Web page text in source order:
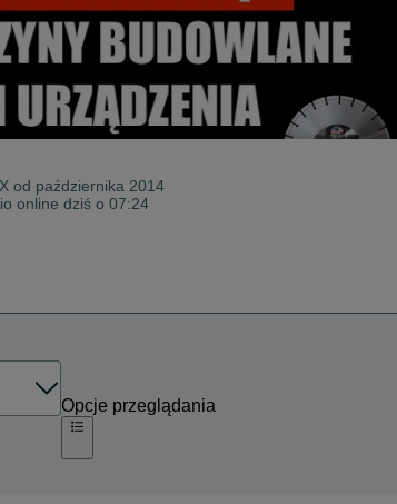
od października 2014
online dziś o 07:24
Opcje przeglądania